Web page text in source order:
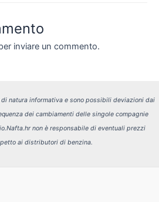
inviare un commento.
natura informativa e sono possibili deviazioni dai
dei cambiamenti delle singole compagnie
Nafta.hr non è responsabile di eventuali prezzi
ai distributori di benzina.